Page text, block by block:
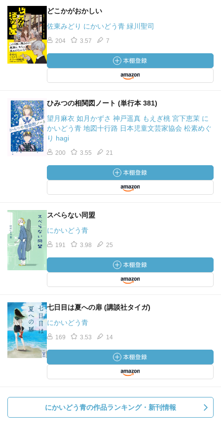
どこかがおかしい
佐東みどり にかいどう青 緑川聖司
204 3.57 7
ひみつの相関図ノート (単行本 381)
望月麻衣 如月かずさ 神戸遥真 もえぎ桃 宮下恵茉 に
かいどう青 地図十行路 日本児童文芸家協会 松素めぐ
り hagi
200 3.55 21
スベらない同盟
にかいどう青
191 3.98 25
七日目は夏への扉 (講談社タイガ)
にかいどう青
169 3.53 14
にかいどう青の作品ランキング・新刊情報